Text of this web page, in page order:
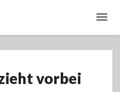
Welt
zieht
vorbei